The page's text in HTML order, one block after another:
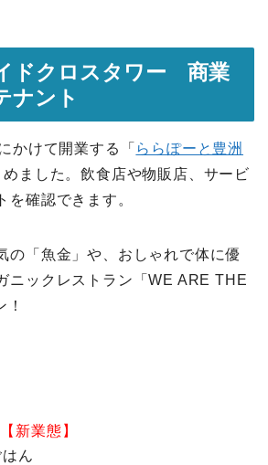
ドクロスタワー 商業
ナント
かけて開業する「 ららぽーと豊洲
めました。飲食店や物販店、サービ
を確認できます。
の「魚金」や、おしゃれで体に優
ニックレストラン「WE ARE THE
【新業態】
ん